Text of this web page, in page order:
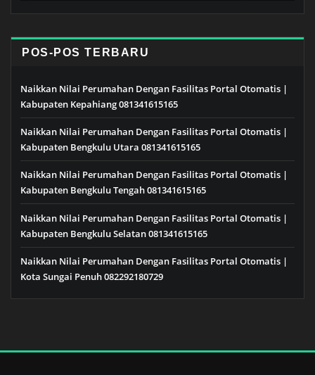
POS-POS TERBARU
Naikkan Nilai Perumahan Dengan Fasilitas Portal Otomatis |
Kabupaten Kepahiang 081341615165
Naikkan Nilai Perumahan Dengan Fasilitas Portal Otomatis |
Kabupaten Bengkulu Utara 081341615165
Naikkan Nilai Perumahan Dengan Fasilitas Portal Otomatis |
Kabupaten Bengkulu Tengah 081341615165
Naikkan Nilai Perumahan Dengan Fasilitas Portal Otomatis |
Kabupaten Bengkulu Selatan 081341615165
Naikkan Nilai Perumahan Dengan Fasilitas Portal Otomatis |
Kota Sungai Penuh 082292180729